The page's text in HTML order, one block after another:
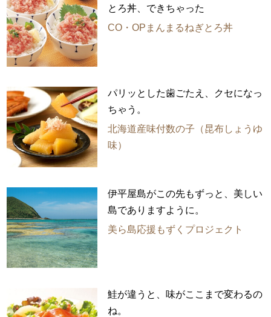
とろ丼、できちゃった
CO・OPまんまるねぎとろ丼
パリッとした歯ごたえ、クセになっ
ちゃう。
北海道産味付数の子（昆布しょうゆ
味）
伊平屋島がこの先もずっと、美しい
島でありますように。
美ら島応援もずくプロジェクト
鮭が違うと、味がここまで変わるの
ね。